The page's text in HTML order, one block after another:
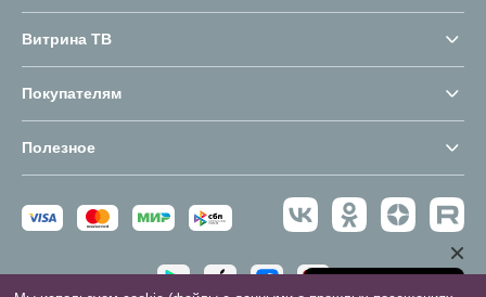
Витрина ТВ
Покупателям
Полезное